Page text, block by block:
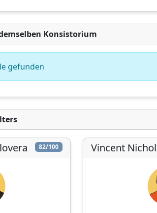
Konsistorium
gefunden
82/100 Vincent